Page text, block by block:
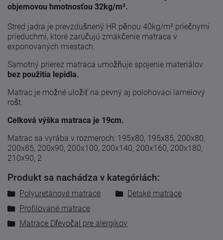
objemovou hmotnosťou 32kg/m³.
Stred jadra je prevzdušnený HR pěnou 40kg/m³ priečnymi
prieduchmi, ktoré zaručujú zmäkčenie matraca v
exponovaných miestach.
Samotný prierez matraca umožňuje spojenie materiálov
bez použitia lepidla.
Matrac je možné uložiť na pevný aj polohovací lamelový
rošt.
Celková výška matraca je 19cm.
Matrac sa vyrába v rozmeroch: 195x80, 195x85, 200x80,
200x85, 200x90, 200x100, 200x140, 200x160, 200x180,
210x90, 2
Produkt sa nachádza v kategóriách:
Polyuretánové matrace
Detské matrace
Profilované matrace
Matrace Dřevočal pre alergikov